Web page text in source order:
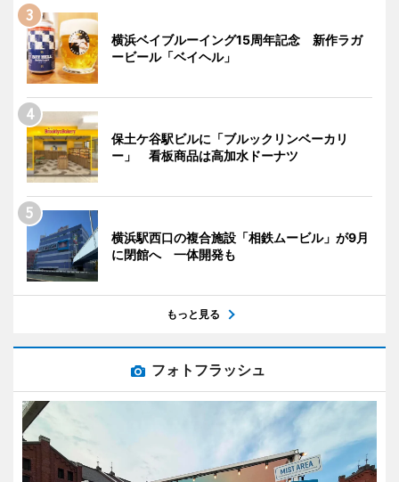
横浜ベイブルーイング15周年記念 新作ラガ
ービール「ベイヘル」
保土ケ谷駅ビルに「ブルックリンベーカリ
ー」 看板商品は高加水ドーナツ
横浜駅西口の複合施設「相鉄ムービル」が9月
に閉館へ 一体開発も
もっと見る
フォトフラッシュ